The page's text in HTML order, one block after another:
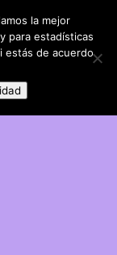
Acceder
la mejor
para estadísticas
estás de acuerdo